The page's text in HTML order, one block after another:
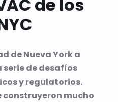
de los
de Nueva York a
serie de desafíos
y regulatorios.
construyeron mucho